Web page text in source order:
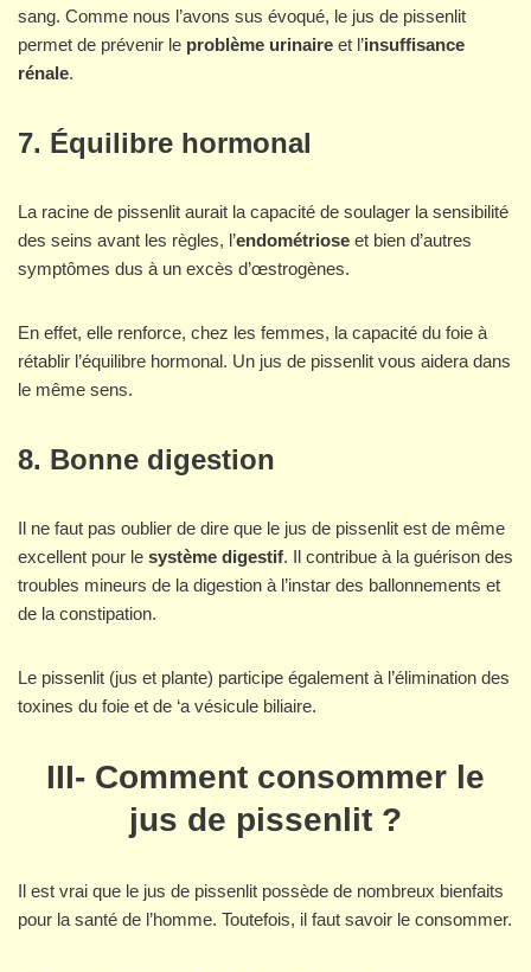
sang. Comme nous l’avons sus évoqué, le jus de pissenlit
permet de prévenir le problème urinaire et l’insuffisance
rénale.
7. Équilibre hormonal
La racine de pissenlit aurait la capacité de soulager la sensibilité
des seins avant les règles, l’endométriose et bien d’autres
symptômes dus à un excès d’œstrogènes.
En effet, elle renforce, chez les femmes, la capacité du foie à
rétablir l’équilibre hormonal. Un jus de pissenlit vous aidera dans
le même sens.
8. Bonne digestion
Il ne faut pas oublier de dire que le jus de pissenlit est de même
excellent pour le système digestif. Il contribue à la guérison des
troubles mineurs de la digestion à l’instar des ballonnements et
de la constipation.
Le pissenlit (jus et plante) participe également à l’élimination des
toxines du foie et de ‘a vésicule biliaire.
III- Comment consommer le
jus de pissenlit ?
Il est vrai que le jus de pissenlit possède de nombreux bienfaits
pour la santé de l’homme. Toutefois, il faut savoir le consommer.